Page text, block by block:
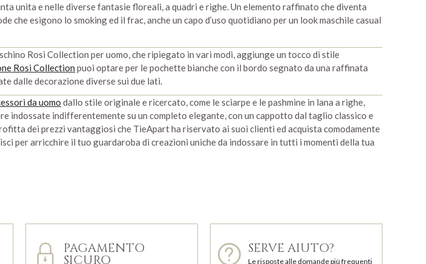
unita e nelle diverse fantasie floreali, a quadri e righe. Un elemento raffinato che diventa
che esigono lo smoking ed il frac, anche un capo d’uso quotidiano per un look maschile casual
Rosi Collection per uomo, che ripiegato in vari modi, aggiunge un tocco di stile
Rosi Collection puoi optare per le pochette bianche con il bordo segnato da una raffinata
dalle decorazione diverse sui due lati.
da uomo dallo stile originale e ricercato, come le sciarpe e le pashmine in lana a righe,
indossate indifferentemente su un completo elegante, con un cappotto dal taglio classico e
dei prezzi vantaggiosi che TieApart ha riservato ai suoi clienti ed acquista comodamente
per arricchire il tuo guardaroba di creazioni uniche da indossare in tutti i momenti della tua
PAGAMENTO
SICURO
SERVE AIUTO?
Le risposte alle domande più frequenti